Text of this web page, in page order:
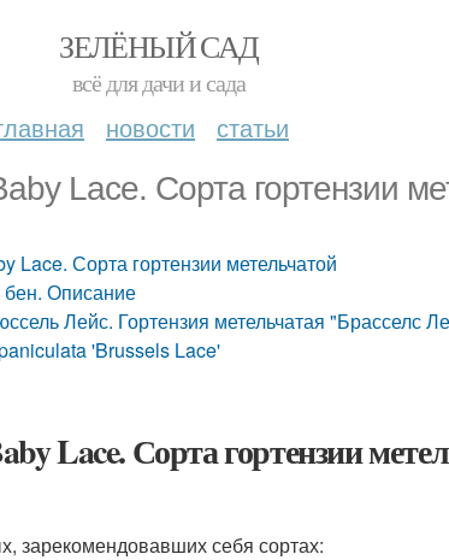
ЗЕЛЁНЫЙ САД
всё для дачи и сада
новости статьи
Lace. Сорта гортензии
Lace. Сорта гортензии метельчатой
бен. Описание
Лейс. Гортензия метельчатая "Брасселс
'Brussels Lace'
Lace. Сорта гортензии
зарекомендовавших себя сортах: